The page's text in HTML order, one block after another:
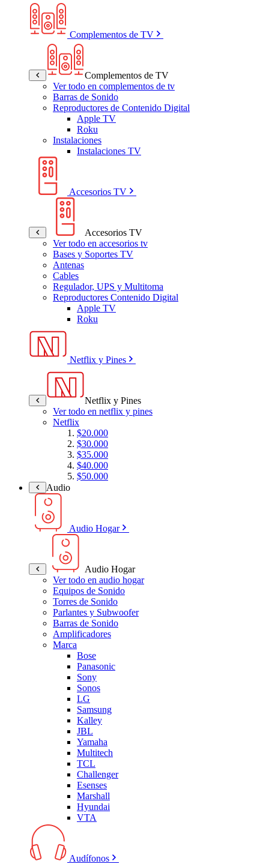
Complementos de TV
Complementos de TV
Ver todo en complementos de tv
Barras de Sonido
Reproductores de Contenido Digital
Apple TV
Roku
Instalaciones
Instalaciones TV
Accesorios TV
Accesorios TV
Ver todo en accesorios tv
Bases y Soportes TV
Antenas
Cables
Regulador, UPS y Multitoma
Reproductores Contenido Digital
Apple TV
Roku
Netflix y Pines
Netflix y Pines
Ver todo en netflix y pines
Netflix
$20.000
$30.000
$35.000
$40.000
$50.000
Audio
Audio Hogar
Audio Hogar
Ver todo en audio hogar
Equipos de Sonido
Torres de Sonido
Parlantes y Subwoofer
Barras de Sonido
Amplificadores
Marca
Bose
Panasonic
Sony
Sonos
LG
Samsung
Kalley
JBL
Yamaha
Multitech
TCL
Challenger
Esenses
Marshall
Hyundai
VTA
Audífonos